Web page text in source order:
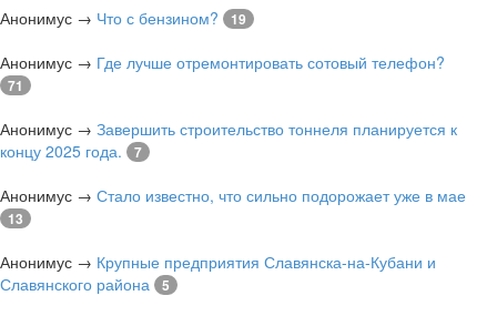
Анонимус → Что с бензином? 19
Анонимус → Где лучше отремонтировать сотовый телефон?
71
Анонимус → Завершить строительство тоннеля планируется к
концу 2025 года.
7
Анонимус → Стало известно, что сильно подорожает уже в мае
13
Анонимус → Крупные предприятия Славянска-на-Кубани и
Славянского района
5